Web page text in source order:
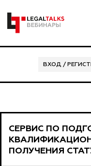
ВХОД /
СЕРВИС ПО
ПОЛУЧЕНИЯ